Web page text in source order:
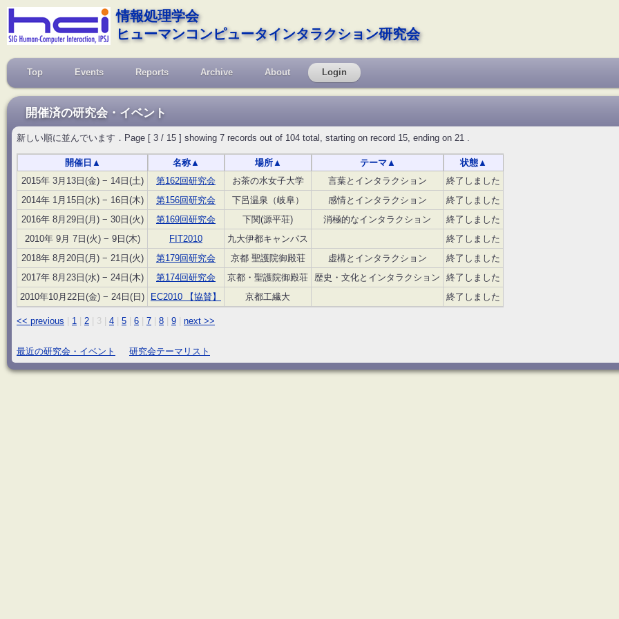
情報処理学会
ヒューマンコンピュータインタラクション研究会
Top Events Reports Archive About Login
開催済の研究会・イベント
新しい順に並んでいます．Page [ 3 / 15 ] showing 7 records out of 104 total, starting on record 15, ending on 21 .
開催日 ▲ 名称 ▲ 場所▲ テーマ▲ 状態 ▲
2015年 3月13日(金) − 14日(土)
第162回研究会 お茶の水女子大学 言葉とインタラクション
終了しました
2014年 1月15日(水) − 16日(木)
第156回研究会 下呂温泉（岐阜） 感情とインタラクション
終了しました
2016年 8月29日(月) − 30日(火)
第169回研究会 下関(源平荘) 消極的なインタラクション
終了しました
2010年 9月 7日(火) − 9日(木)
FIT2010 九大伊都キャンパス
終了しました
2018年 8月20日(月) − 21日(火)
第179回研究会 京都 聖護院御殿荘 虚構とインタラクション
終了しました
2017年 8月23日(水) − 24日(木)
第174回研究会 京都・聖護院御殿荘 歴史・文化とインタラクション
終了しました
2010年10月22日(金) − 24日(日)
EC2010 【協賛】 京都工繊大 終了しました
<< previous 1 2 3 4 5 6 7 8 9 next >>
最近の研究会・イベント 研究会テーマリスト